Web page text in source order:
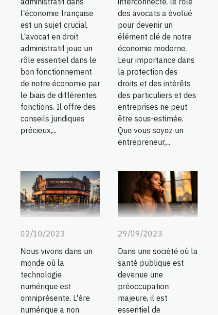
l'économie française
est un sujet crucial.
L'avocat en droit
administratif joue un
rôle essentiel dans le
bon fonctionnement
de notre économie par
le biais de différentes
fonctions. Il offre des
conseils juridiques
précieux,...
des avocats a évolué
pour devenir un
élément clé de notre
économie moderne.
Leur importance dans
la protection des
droits et des intérêts
des particuliers et des
entreprises ne peut
être sous-estimée.
Que vous soyez un
entrepreneur,...
02/10/2023
Nous vivons dans un
monde où la
technologie
numérique est
omniprésente. L'ère
numérique a non
29/09/2023
Dans une société où la
santé publique est
devenue une
préoccupation
majeure, il est
essentiel de